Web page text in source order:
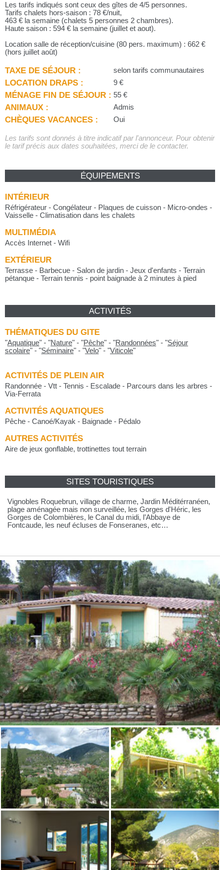
Les tarifs indiqués sont ceux des gîtes de 4/5 personnes.
Tarifs chalets hors-saison : 78 €/nuit,
463 € la semaine (chalets 5 personnes 2 chambres).
Haute saison : 594 € la semaine (juillet et aout).
Location salle de réception/cuisine (80 pers. maximum) : 662 €
(hors juillet août)
TAXE DE SÉJOUR : selon tarifs communautaires
LOCATION DRAPS : 9 €
MÉNAGE FIN DE SÉJOUR : 55 €
ANIMAUX : Admis
CHÈQUES VACANCES : Oui
Les tarifs sont donnés à titre indicatif par l'annonceur. Pour obtenir
le tarif précis aux dates souhaitées, merci de le contacter.
ÉQUIPEMENTS
INTÉRIEUR
Réfrigérateur - Congélateur - Plaques de cuisson - Micro-ondes -
Vaisselle - Climatisation dans les chalets
MULTIMÉDIA
Accès Internet - Wifi
EXTÉRIEUR
Terrasse - Barbecue - Salon de jardin - Jeux d'enfants - Terrain
pétanque - Terrain tennis - point baignade à 2 minutes à pied
ACTIVITÉS
THÉMATIQUES DU GITE
"Aquatique" - "Nature" - "Pêche" - "Randonnées" - "Séjour
scolaire" - "Séminaire" - "Velo" - "Viticole"
ACTIVITÉS DE PLEIN AIR
Randonnée - Vtt - Tennis - Escalade - Parcours dans les arbres -
Via-Ferrata
ACTIVITÉS AQUATIQUES
Pêche - Canoé/Kayak - Baignade - Pédalo
AUTRES ACTIVITÉS
Aire de jeux gonflable, trottinettes tout terrain
SITES TOURISTIQUES
Vignobles Roquebrun, village de charme, Jardin Méditérranéen,
plage aménagée mais non surveillée, les Gorges d'Héric, les
Gorges de Colombières, le Canal du midi, l’Abbaye de
Fontcaude, les neuf écluses de Fonseranes, etc…